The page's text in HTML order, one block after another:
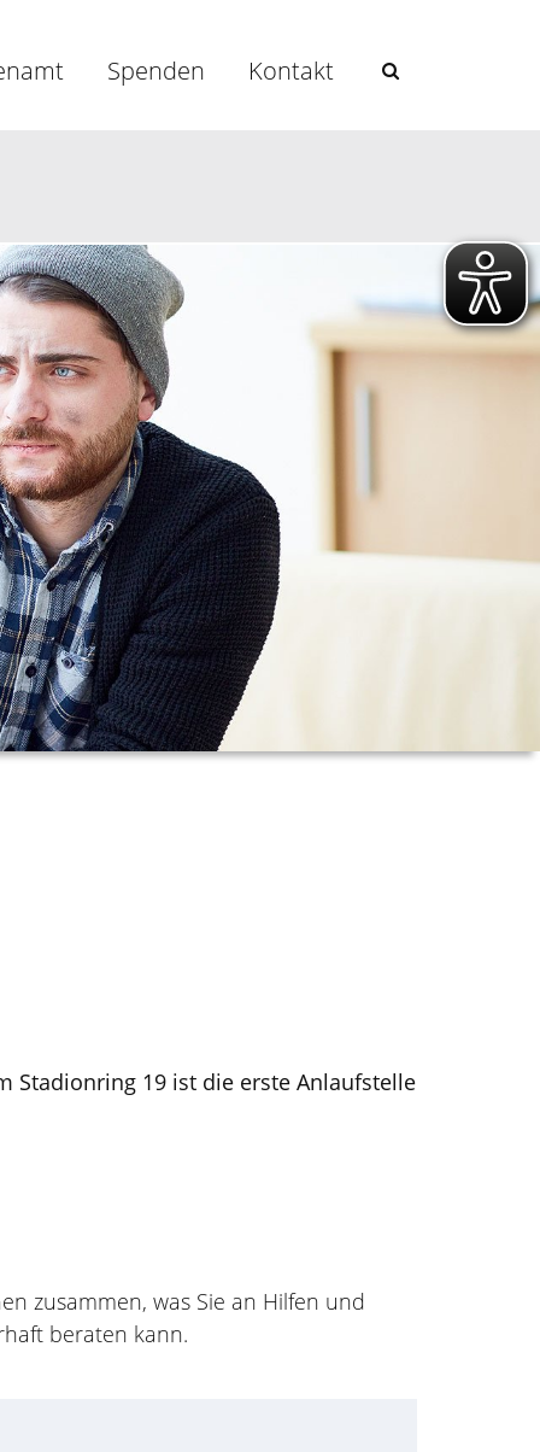
Spenden Kontakt
Stadionring 19 ist die erste Anlaufstelle
zusammen, was Sie an Hilfen und
beraten kann.